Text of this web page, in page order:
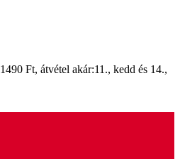
1490 Ft, átvétel akár:11., kedd és 14.,